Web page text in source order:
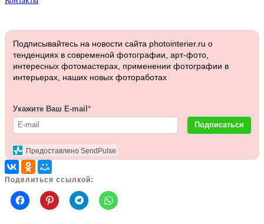
Подписывайтесь на новости сайта photointerier.ru о
тенденциях в современой фотографии, арт-фото,
интересных фотомастерах, применении фотографии в
интерьерах, наших новых фотоработах
Укажите Ваш E-mail*
Подписаться
Предоставлено SendPulse
Поделиться ссылкой: